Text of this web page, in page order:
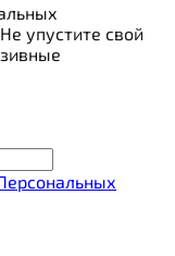
упустите свой